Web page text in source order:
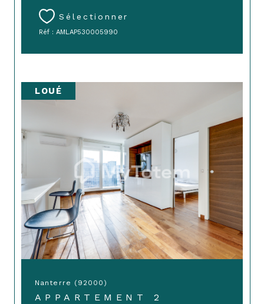
Sélectionner
Réf : AMLAP530005990
Nanterre (92000)
APPARTEMENT 2
LOUÉ